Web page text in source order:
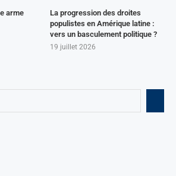
arme
La progression des droites
populistes en Amérique latine :
vers un basculement politique ?
19 juillet 2026